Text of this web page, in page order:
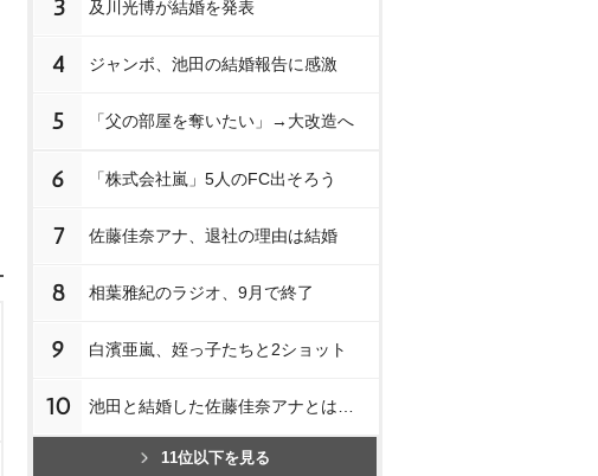
3 及川光博が結婚を発表
4 ジャンボ、池田の結婚報告に感激
5 「父の部屋を奪いたい」→大改造へ
6 「株式会社嵐」5人のFC出そろう
7 佐藤佳奈アナ、退社の理由は結婚
8 相葉雅紀のラジオ、9月で終了
9 白濱亜嵐、姪っ子たちと2ショット
10 池田と結婚した佐藤佳奈アナとは…
11位以下を見る